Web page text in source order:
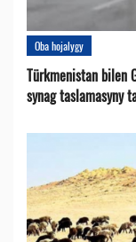
Oba hojalygy
Türkmenistan bilen
synag taslamasyny